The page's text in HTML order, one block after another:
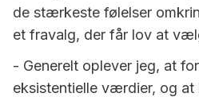
de stærkeste følelser
et fravalg, der får lov at
- Generelt oplever jeg, at
eksistentielle værdier, og